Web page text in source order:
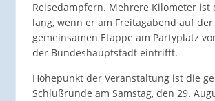
Reisedampfern. Mehrere Kilometer ist
lang, wenn er am Freitagabend auf
gemeinsamen Etappe am Partyplatz
der Bundeshauptstadt eintrifft.
Höhepunkt der Veranstaltung ist die
Schlußrunde am Samstag, den 29.